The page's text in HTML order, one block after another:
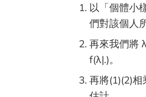
以「個體小
們對該個人
再來我們將
f(λ|.)。
再將(1)(2)